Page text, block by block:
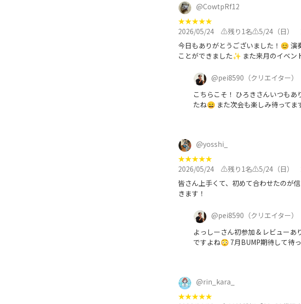
@CowtpRf12
★★★★★
2026/05/24
⚠️残り1名⚠️5/24（日）
今日もありがとうございました！😊 演
@pei8590 （クリエイター）
こちらこそ！ ひろきさんいつも
たね😄 また次会も楽しみ待ってま
@yosshi_
★★★★★
2026/05/24
⚠️残り1名⚠️5/24（日）
皆さん上手くて、初めて合わせたのが
きます！
@pei8590 （クリエイター）
よっしーさん初参加 & レビュー
ですよね😳 7月BUMP期待して待
@rin_kara_
★★★★★